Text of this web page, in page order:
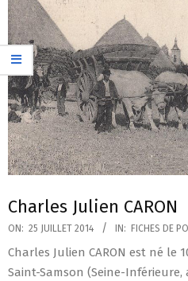
Charles Julien CARON
2014-
07-
25
ON: 25 JUILLET 2014 IN: FICHES DE
Charles Julien CARON est né le
Saint-Samson (Seine-Inférieure,